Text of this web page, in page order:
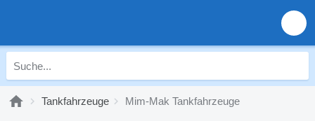
Tankfahrzeuge Mim-Mak Tankfahrzeuge